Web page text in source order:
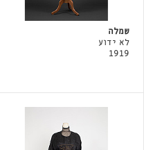
שמלה
לא ידוע
1919